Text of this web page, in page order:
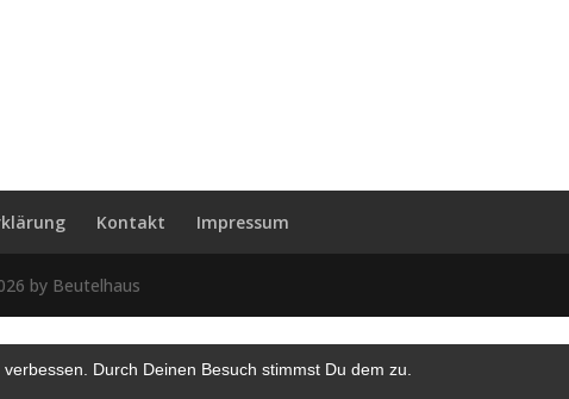
Kontakt Impressum
by Beutelhaus
Durch Deinen Besuch stimmst Du dem zu.